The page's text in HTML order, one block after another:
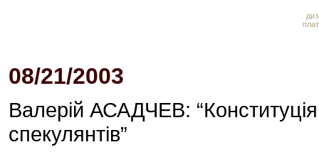
08/21/2003
Валерій АСАДЧЕВ:
спекулянтів”